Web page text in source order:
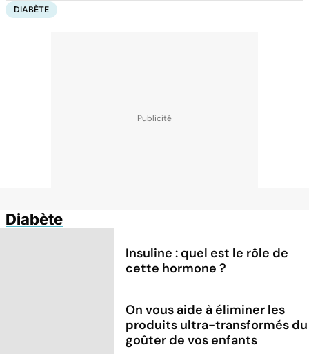
DIABÈTE
Diabète
Insuline : quel est le rôle de
cette hormone ?
On vous aide à éliminer les
produits ultra-transformés du
goûter de vos enfants